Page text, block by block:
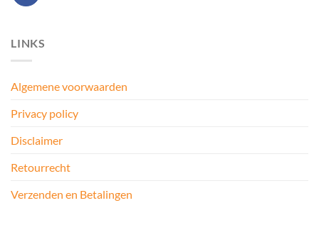
LINKS
Algemene voorwaarden
Privacy policy
Disclaimer
Retourrecht
Verzenden en Betalingen